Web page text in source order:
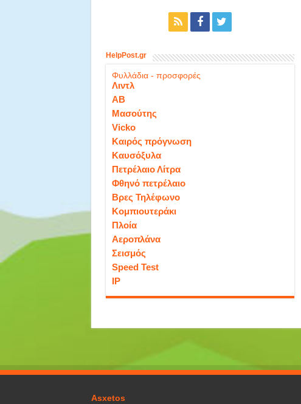
HelpPost.gr
Φυλλάδια - προσφορές
Λιντλ
ΑΒ
Μασούτης
Vicko
Καιρός πρόγνωση
Καυσόξυλα
Πετρέλαιο Λίτρα
Φθηνό πετρέλαιο
Βρες Τηλέφωνο
Κομπιουτεράκι
Πλοία
Αεροπλάνα
Σεισμός
Speed Test
IP
Asxetos